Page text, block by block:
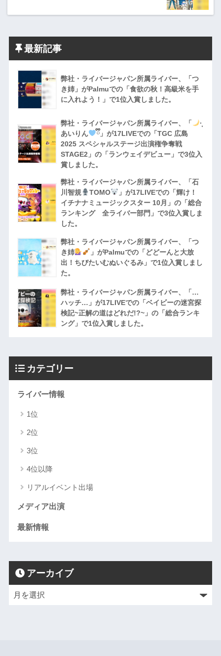
最新記事
弊社・ライバージャパン所属ライバー、「つ
き姉」がPalmuでの「食欲の秋！高級米を手
に入れよう！」で1位入賞しました。
弊社・ライバージャパン所属ライバー、「
·̩͙
あいりん
ྀི」が17LIVEでの「TGC 広島
2025 スペシャルステージ出演権争奪戦
STAGE2」の「ランウェイデビュー」で3位入
賞しました。
弊社・ライバージャパン所属ライバー、「石
川智規
TOMO
」が17LIVEでの「輝け！
イチナナミュージックスター 10月」の「総合
ランキング 全ライバー部門」で3位入賞しま
した。
弊社・ライバージャパン所属ライバー、「つ
き姉
」がPalmuでの「どどーんと大放
出！ちびたいむぬいぐるみ」で1位入賞しまし
た。
弊社・ライバージャパン所属ライバー、「…
ハッチ…」が17LIVEでの「ベイビーの迷宮探
検記~正解の道はどれだ!?~」の「総合ランキ
ング」で1位入賞しました。
カテゴリー
ライバー情報
1位
2位
3位
4位以降
リアルイベント出場
メディア出演
最新情報
アーカイブ